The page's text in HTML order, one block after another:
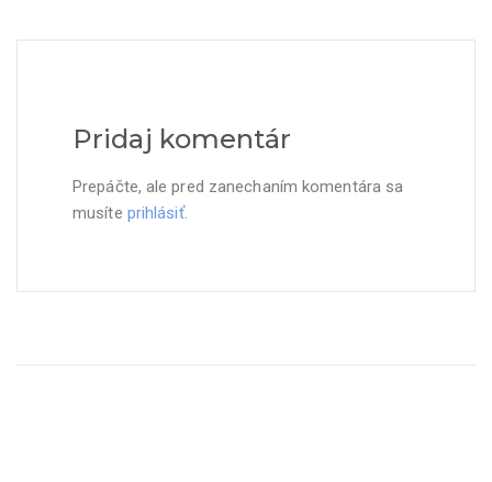
Pridaj komentár
Prepáčte, ale pred zanechaním komentára sa
musíte prihlásiť.